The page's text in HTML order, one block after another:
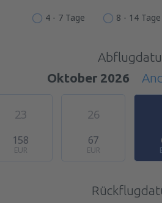
4 - 7 Tage 8 - 14 Tage
Oktober 2026
23
158
EUR
26
67
EUR